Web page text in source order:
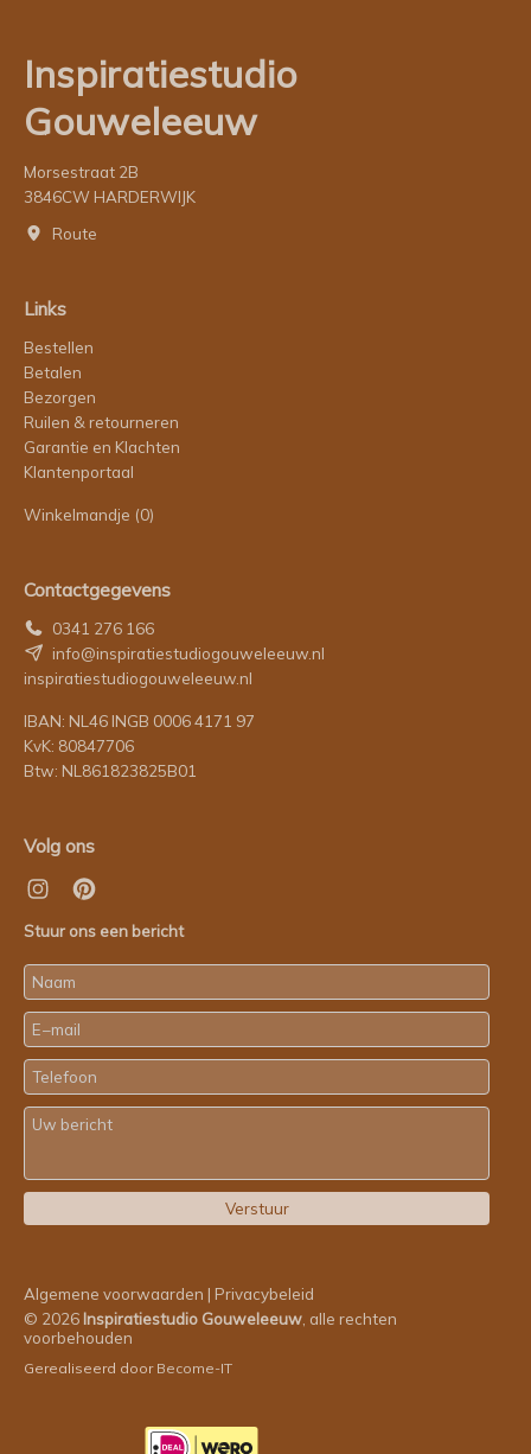
Inspiratiestudio
Gouweleeuw
Morsestraat 2B
3846CW HARDERWIJK
Route
Links
Bestellen
Betalen
Bezorgen
Ruilen & retourneren
Garantie en Klachten
Klantenportaal
Winkelmandje (0)
Contactgegevens
0341 276 166
info@inspiratiestudiogouweleeuw.nl
inspiratiestudiogouweleeuw.nl
IBAN: NL46 INGB 0006 4171 97
KvK: 80847706
Btw: NL861823825B01
Volg ons
Stuur ons een bericht
Algemene voorwaarden | Privacybeleid
© 2026 Inspiratiestudio Gouweleeuw , alle rechten
voorbehouden
Gerealiseerd door Become-IT